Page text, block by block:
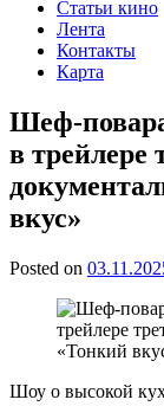
Статьи кино
Лента
Контакты
Карта
Шеф-
в трейлере
вкус»
Posted on
Шоу о высокой